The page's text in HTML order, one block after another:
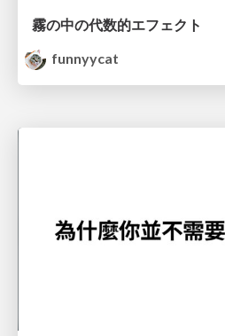
霧の中の代数的エフェクト
funnyycat